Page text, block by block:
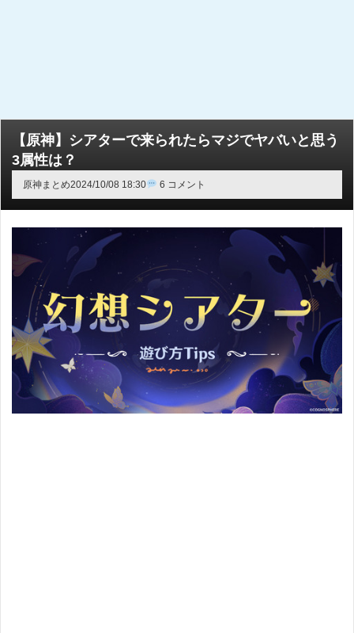
【原神】シアターで来られたらマジでヤバいと思う
3属性は？
原神まとめ2024/10/08 18:30 6 コメント